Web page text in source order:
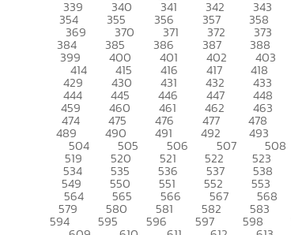
339 340 341 342 343
354 355 356 357 358
369 370 371 372 373
384 385 386 387 388
399 400 401 402 403
414 415 416 417 418
429 430 431 432 433
444 445 446 447 448
459 460 461 462 463
474 475 476 477 478
489 490 491 492 493
504 505 506 507 508
519 520 521 522 523
534 535 536 537 538
549 550 551 552 553
564 565 566 567 568
579 580 581 582 583
594 595 596 597 598